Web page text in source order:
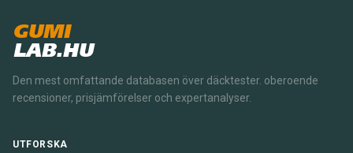
GUMI
LAB.HU
Den mest omfattande databasen över däcktester. oberoende
recensioner, prisjämförelser och expertanalyser.
UTFORSKA